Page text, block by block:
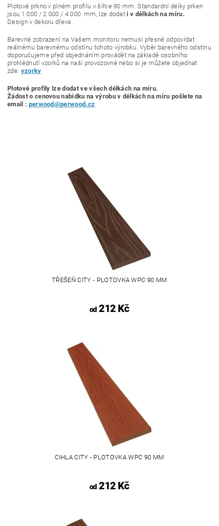
Plotové prkno v plném profilu v šířce 90 mm. Standardní délky prken
jsou 1 000 / 2 000 / 4 000 mm, lze dodati v délkách na míru.
Design v dekoru dřeva.
Barevné zobrazení na Vašem monitoru nemusí přesně odpovídat
reálnému barevnému odstínu tohoto výrobku. Výběr barevného odstínu
doporučujeme před objednáním provádět na základě osobního
prohlédnutí vzorků na naší provozovně nebo si je můžete objednat
zde: vzorky
Plotové profily lze dodat ve všech délkách na míru.
Žádost o cenovou nabídku na výrobu v délkách na míru pošlete na
email : perwood@perwood.cz
TŘEŠEŇ CITY - PLOTOVKA WPC 90 MM
od212 Kč
CIHLA CITY - PLOTOVKA WPC 90 MM
od212 Kč